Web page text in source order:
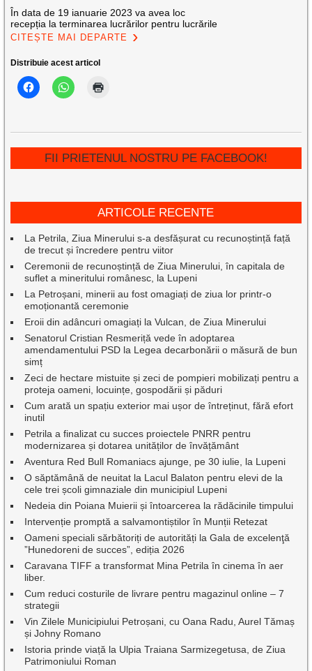
În data de 19 ianuarie 2023 va avea loc
recepția la terminarea lucrărilor pentru lucrările
CITEȘTE MAI DEPARTE
Distribuie acest articol
FII PRIETENUL NOSTRU PE FACEBOOK!
ARTICOLE RECENTE
La Petrila, Ziua Minerului s-a desfășurat cu recunoștință față
de trecut și încredere pentru viitor
Ceremonii de recunoștință de Ziua Minerului, în capitala de
suflet a mineritului românesc, la Lupeni
La Petroșani, minerii au fost omagiați de ziua lor printr-o
emoționantă ceremonie
Eroii din adâncuri omagiați la Vulcan, de Ziua Minerului
Senatorul Cristian Resmeriță vede în adoptarea
amendamentului PSD la Legea decarbonării o măsură de bun
simț
Zeci de hectare mistuite și zeci de pompieri mobilizați pentru a
proteja oameni, locuințe, gospodării și păduri
Cum arată un spațiu exterior mai ușor de întreținut, fără efort
inutil
Petrila a finalizat cu succes proiectele PNRR pentru
modernizarea și dotarea unităților de învățământ
Aventura Red Bull Romaniacs ajunge, pe 30 iulie, la Lupeni
O săptămână de neuitat la Lacul Balaton pentru elevi de la
cele trei școli gimnaziale din municipiul Lupeni
Nedeia din Poiana Muierii și întoarcerea la rădăcinile timpului
Intervenție promptă a salvamontiștilor în Munții Retezat
Oameni speciali sărbătoriți de autorități la Gala de excelenţă
”Hunedoreni de succes”, ediția 2026
Caravana TIFF a transformat Mina Petrila în cinema în aer
liber.
Cum reduci costurile de livrare pentru magazinul online – 7
strategii
Vin Zilele Municipiului Petroșani, cu Oana Radu, Aurel Tămaș
și Johny Romano
Istoria prinde viață la Ulpia Traiana Sarmizegetusa, de Ziua
Patrimoniului Roman